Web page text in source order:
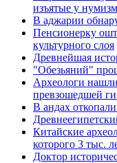
изъятые у
В аджарии
Пенсионерку
культурного слоя
Древнейшая
"Обезьяний"
Археологи
превзошедшей
В андах
Китайские
которого 3 тыс.
Доктор